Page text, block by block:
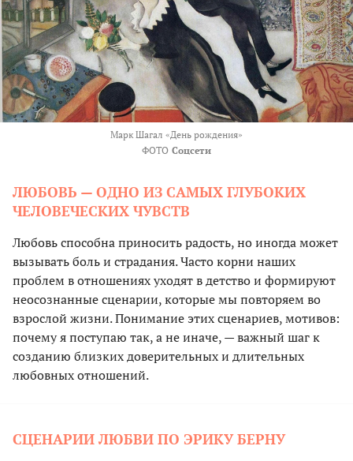
Марк Шагал «День рождения»
ФОТО Соцсети
ЛЮБОВЬ — ОДНО ИЗ САМЫХ ГЛУБОКИХ
ЧЕЛОВЕЧЕСКИХ ЧУВСТВ
Любовь способна приносить радость, но иногда может
вызывать боль и страдания. Часто корни наших
проблем в отношениях уходят в детство и формируют
неосознанные сценарии, которые мы повторяем во
взрослой жизни. Понимание этих сценариев, мотивов:
почему я поступаю так, а не иначе, — важный шаг к
созданию близких доверительных и длительных
любовных отношений.
СЦЕНАРИИ ЛЮБВИ ПО ЭРИКУ БЕРНУ